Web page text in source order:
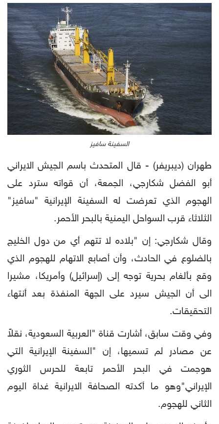
السفينة سافيز
طهران (ديبريفر) - قال المتحدث باسم الجيش الايراني
أبو الفضل شكارجي، الجمعة، أن قواته سترد على
الهجوم الذي تعرضت له السفينة الإيرانية "سافيز"
الثلاثاء قرب السواحل اليمنية بالبحر الأحمر.
وقال شكارجي: إن "بلاده لا تتهم أي من دول الخليج
بالضلوع في الحادث، وأن أصابع الاتهام للهجوم الذي
وقع بألغام بحرية توجه إلى (إسرائيل) وأمريكا، مشيرا
الى أن الجيش سيرد على الجهة المنفذة بعد أنتهاء
التحقيقات.
وفي وقت سابق، أشارت قناة "العربية السعودية، نقلاً
عن مصادر لم تسميها، إن "السفينة الإيرانية التي
هوجمت في البحر الأحمر تابعة للحرس الثوري
الإيراني"وهو ما أكدته الصحافة الايرانية غداة اليوم
الثاني للهجوم.